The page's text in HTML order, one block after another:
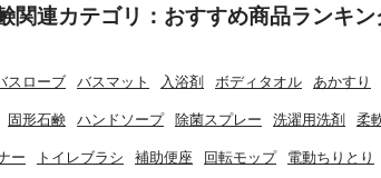
関連カテゴリ：おすすめ商品ランキン
スローブ バスマット 入浴剤 ボディタオル あかすり
固形石鹸 ハンドソープ 除菌スプレー 洗濯用洗剤 柔
ー トイレブラシ 補助便座 回転モップ 電動ちりとり